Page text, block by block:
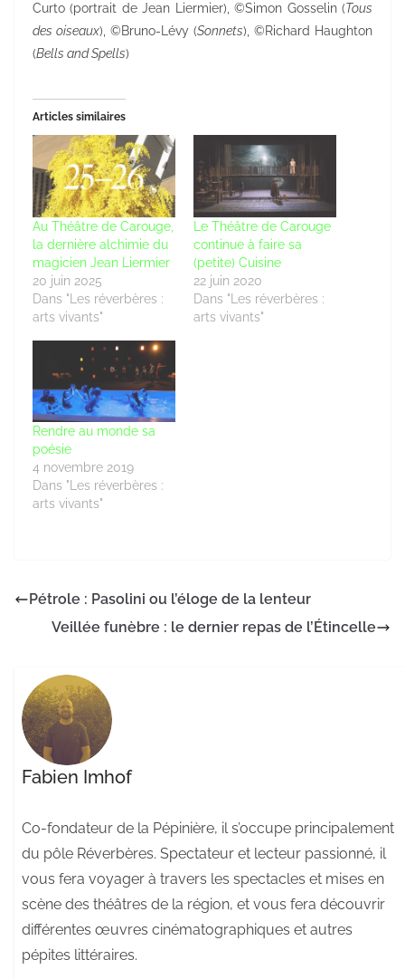
Curto (portrait de Jean Liermier), ©Simon Gosselin (Tous
des oiseaux), ©Bruno-Lévy (Sonnets), ©Richard Haughton
(Bells and Spells)
Articles similaires
Au Théâtre de Carouge,
la dernière alchimie du
magicien Jean Liermier
20 juin 2025
Dans "Les réverbères :
arts vivants"
Le Théâtre de Carouge
continue à faire sa
(petite) Cuisine
22 juin 2020
Dans "Les réverbères :
arts vivants"
Rendre au monde sa
poésie
4 novembre 2019
Dans "Les réverbères :
arts vivants"
Pétrole : Pasolini ou l’éloge de la lenteur
Veillée funèbre : le dernier repas de l’Étincelle
Fabien Imhof
Co-fondateur de la Pépinière, il s’occupe principalement
du pôle Réverbères. Spectateur et lecteur passionné, il
vous fera voyager à travers les spectacles et mises en
scène des théâtres de la région, et vous fera découvrir
différentes œuvres cinématographiques et autres
pépites littéraires.